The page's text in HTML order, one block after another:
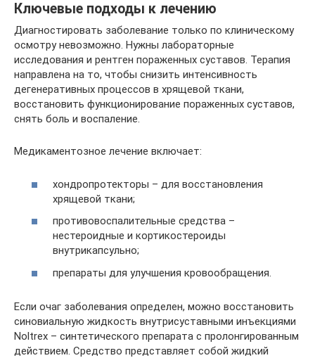
Ключевые подходы к лечению
Диагностировать заболевание только по клиническому
осмотру невозможно. Нужны лабораторные
исследования и рентген пораженных суставов. Терапия
направлена на то, чтобы снизить интенсивность
дегенеративных процессов в хрящевой ткани,
восстановить функционирование пораженных суставов,
снять боль и воспаление.
Медикаментозное лечение включает:
хондропротекторы – для восстановления
хрящевой ткани;
противовоспалительные средства –
нестероидные и кортикостероиды
внутрикапсульно;
препараты для улучшения кровообращения.
Если очаг заболевания определен, можно восстановить
синовиальную жидкость внутрисуставными инъекциями
Noltrex – синтетического препарата с пролонгированным
действием. Средство представляет собой жидкий